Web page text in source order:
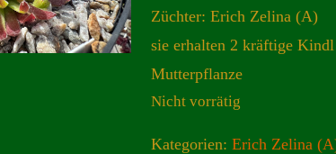
Züchter: Erich Zelina (A)
sie erhalten 2 kräftige
Mutterpflanze
Nicht vorrätig
Kategorien:Erich Zelina